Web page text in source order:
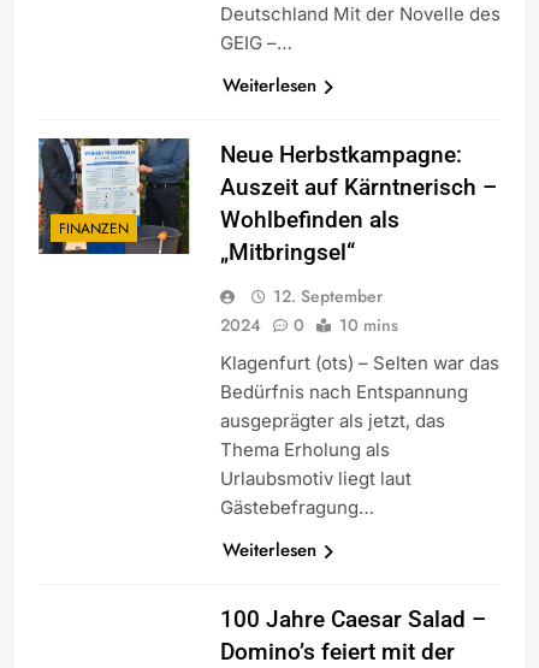
Deutschland Mit der Novelle des
GEIG –…
Weiterlesen
FINANZEN
Neue Herbstkampagne:
Auszeit auf Kärntnerisch –
Wohlbefinden als
„Mitbringsel“
12. September
2024
0 10 mins
Klagenfurt (ots) – Selten war das
Bedürfnis nach Entspannung
ausgeprägter als jetzt, das
Thema Erholung als
Urlaubsmotiv liegt laut
Gästebefragung…
Weiterlesen
100 Jahre Caesar Salad –
Domino’s feiert mit der